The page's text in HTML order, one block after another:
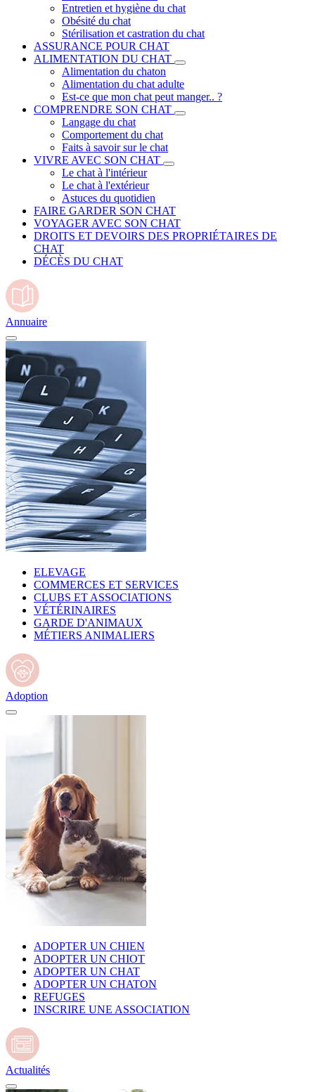
Entretien et hygiène du chat
Obésité du chat
Stérilisation et castration du chat
ASSURANCE POUR CHAT
ALIMENTATION DU CHAT
Alimentation du chaton
Alimentation du chat adulte
Est-ce que mon chat peut manger.. ?
COMPRENDRE SON CHAT
Langage du chat
Comportement du chat
Faits à savoir sur le chat
VIVRE AVEC SON CHAT
Le chat à l'intérieur
Le chat à l'extérieur
Astuces du quotidien
FAIRE GARDER SON CHAT
VOYAGER AVEC SON CHAT
DROITS ET DEVOIRS DES PROPRIÉTAIRES DE
CHAT
DÉCÈS DU CHAT
Annuaire
ELEVAGE
COMMERCES ET SERVICES
CLUBS ET ASSOCIATIONS
VÉTÉRINAIRES
GARDE D'ANIMAUX
MÉTIERS ANIMALIERS
Adoption
ADOPTER UN CHIEN
ADOPTER UN CHIOT
ADOPTER UN CHAT
ADOPTER UN CHATON
REFUGES
INSCRIRE UNE ASSOCIATION
Actualités